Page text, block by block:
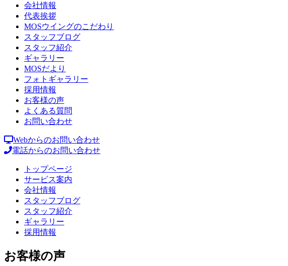
会社情報
代表挨拶
MOSウイングのこだわり
スタッフブログ
スタッフ紹介
ギャラリー
MOSだより
フォトギャラリー
採用情報
お客様の声
よくある質問
お問い合わせ
Webからのお問い合わせ
電話からのお問い合わせ
トップページ
サービス案内
会社情報
スタッフブログ
スタッフ紹介
ギャラリー
採用情報
お客様の声